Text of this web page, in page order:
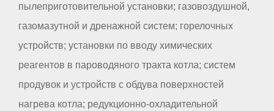
пылеприготовительной установки; газовоздушной,
газомазутной и дренажной систем; горелочных
устройств; установки по вводу химических
реагентов в пароводяного тракта котла; систем
продувок и устройств с обдува поверхностей
нагрева котла; редукционно-охладительной